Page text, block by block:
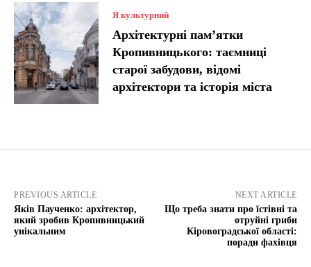
Я культурний
Архітектурні пам’ятки
Кропивницького: таємниці
старої забудови, відомі
архітектори та історія міста
PREVIOUS ARTICLE
Яків Паученко: архітектор,
який зробив Кропивницький
унікальним
NEXT ARTICLE
Що треба знати про їстівні та
отруйні гриби
Кіровоградської області:
поради фахівця